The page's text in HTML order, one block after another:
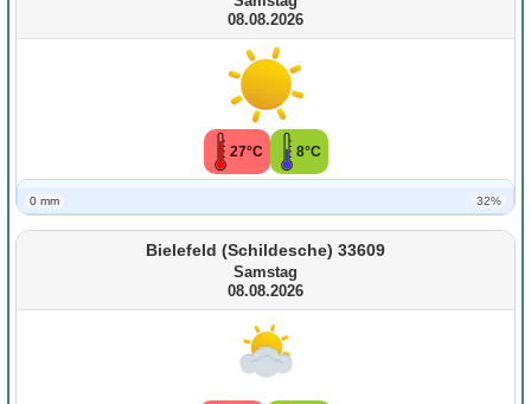
08.08.2026
27°C 8°C
0 mm 32%
Bielefeld (Schildesche) 33609
Samstag
08.08.2026